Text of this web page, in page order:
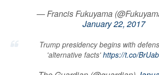
— Francis Fukuyama
January 22, 2017
Trump presidency begins with
'alternative facts'https://t.co/